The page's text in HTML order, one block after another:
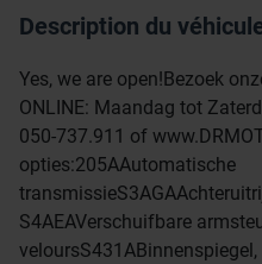
Description du
Yes, we are open!Bezoek
ONLINE: Maandag tot
050-737.911 of
opties:205AAutomatische
S4AEAVerschuifbare